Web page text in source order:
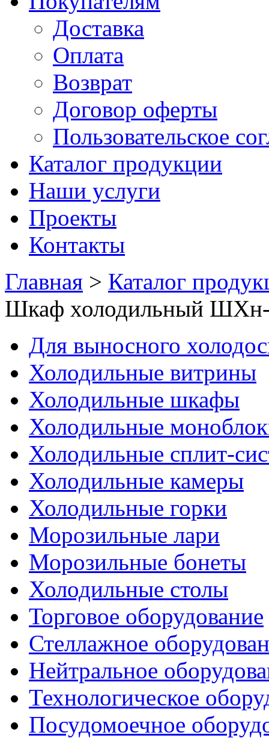
Доставка
Оплата
Возврат
Договор оферты
Пользовательское
Каталог продукции
Наши услуги
Проекты
Контакты
Главная > Каталог
Шкаф холодильный
Для выносного
Холодильные витрины
Холодильные шкафы
Холодильные
Холодильные сплит-
Холодильные камеры
Холодильные горки
Морозильные лари
Морозильные бонеты
Холодильные столы
Торговое оборудование
Стеллажное
Нейтральное
Технологическое
Посудомоечное